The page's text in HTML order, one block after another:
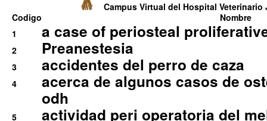
Campus Virtual del Hospital Veterinario
Codigo
Nombre
1
a case of periosteal
2 Preanestesia
3 accidentes del perro de caza
4
acerca de algunos casos de
odh
5
actividad peri operatoria del